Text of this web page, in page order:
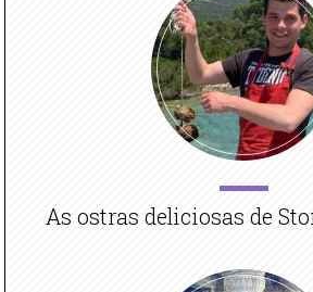
As ostras deliciosas de